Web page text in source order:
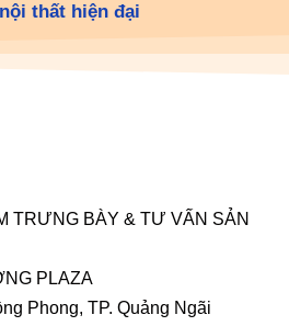
thất hiện đại
TRƯNG BÀY & TƯ VẤN SẢN
PLAZA
Phong, TP. Quảng Ngãi